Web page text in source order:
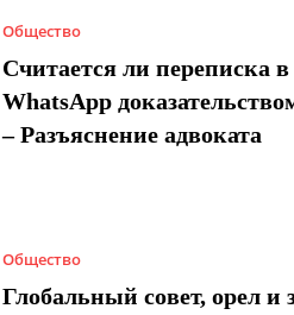
Общество
Считается ли переписка в
WhatsApp
– Разъяснение адвоката
Общество
Глобальный совет, орел и